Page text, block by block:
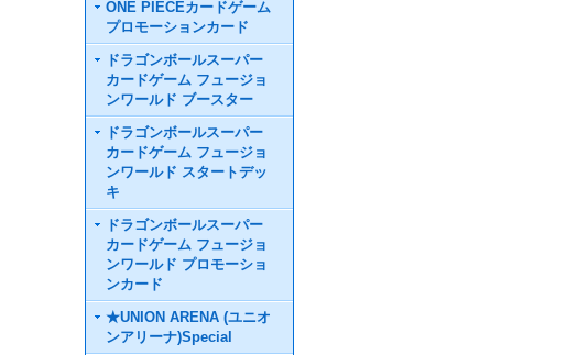
ONE PIECEカードゲーム
プロモーションカード
ドラゴンボールスーパー
カードゲーム フュージョ
ンワールド ブースター
ドラゴンボールスーパー
カードゲーム フュージョ
ンワールド スタートデッ
キ
ドラゴンボールスーパー
カードゲーム フュージョ
ンワールド プロモーショ
ンカード
★UNION ARENA (ユニオ
ンアリーナ)Special